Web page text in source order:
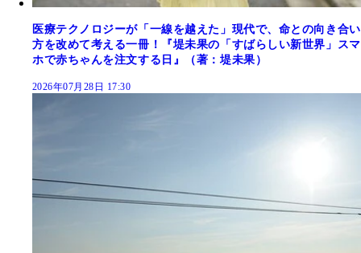
医療テクノロジーが「一線を越えた」現代で、命との向き合い
方を改めて考える一冊！『堤未果の「すばらしい新世界」スマ
ホで赤ちゃんを注文する日』（著：堤未果）
2026年07月28日 17:30